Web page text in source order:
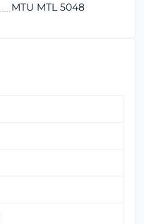
MTU MTL 5048